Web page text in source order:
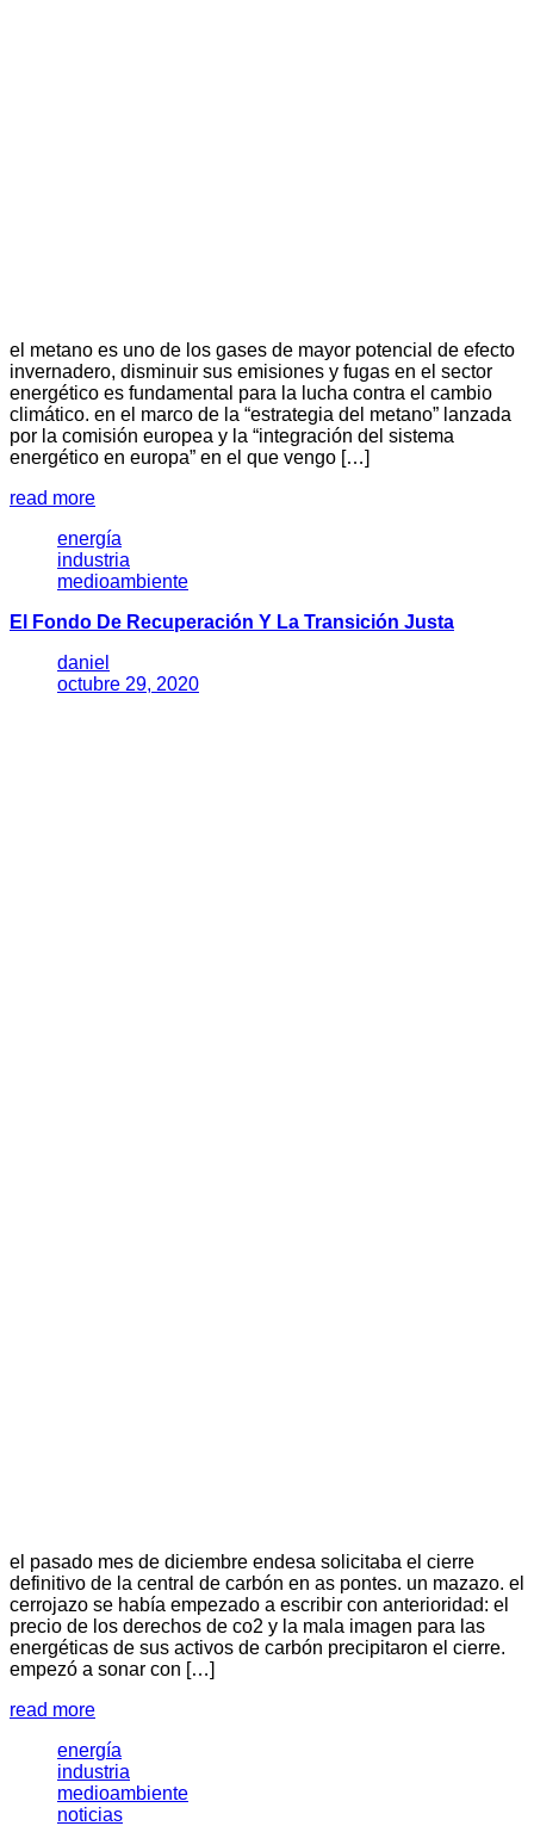
el metano es uno de los gases de mayor potencial de efecto
invernadero, disminuir sus emisiones y fugas en el sector
energético es fundamental para la lucha contra el cambio
climático. en el marco de la “estrategia del metano” lanzada
por la comisión europea y la “integración del sistema
energético en europa” en el que vengo […]
read more
energía
industria
medioambiente
El Fondo De Recuperación Y La Transición Justa
daniel
octubre 29, 2020
el pasado mes de diciembre endesa solicitaba el cierre
definitivo de la central de carbón en as pontes. un mazazo. el
cerrojazo se había empezado a escribir con anterioridad: el
precio de los derechos de co2 y la mala imagen para las
energéticas de sus activos de carbón precipitaron el cierre.
empezó a sonar con […]
read more
energía
industria
medioambiente
noticias